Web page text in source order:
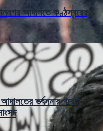
আদালতে কণ্ঠস্বরের
ভর্ৎসনার পরেই